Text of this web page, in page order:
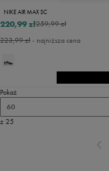
NIKE AIR MAX SC
259,99 zł
220,99 zł
223,99 zł- najniższa cena
Pokaż
60
z 25